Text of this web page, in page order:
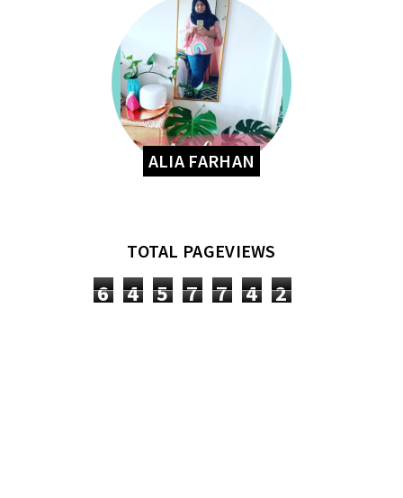
ALIA FARHAN
TOTAL PAGEVIEWS
6 4 5 7 7 4 2